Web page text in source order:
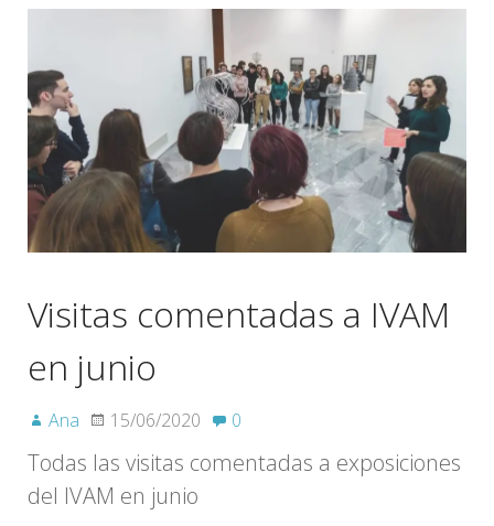
Visitas comentadas a IVAM
en junio
Ana 15/06/2020 0
Todas las visitas comentadas a exposiciones
del IVAM en junio